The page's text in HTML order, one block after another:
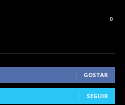
0
GOSTAR
SEGUIR